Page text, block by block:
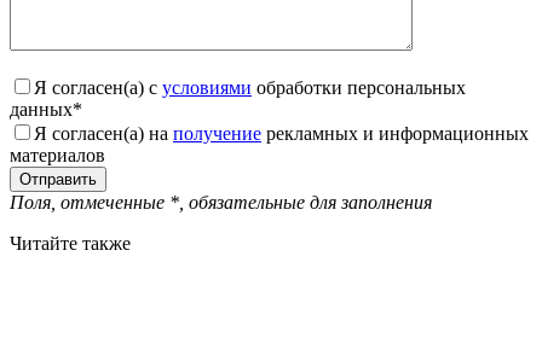
Я согласен(а) с условиями обработки персональных
данных*
Я согласен(а) на получение рекламных и информационных
материалов
Поля, отмеченные *, обязательные для заполнения
Читайте также